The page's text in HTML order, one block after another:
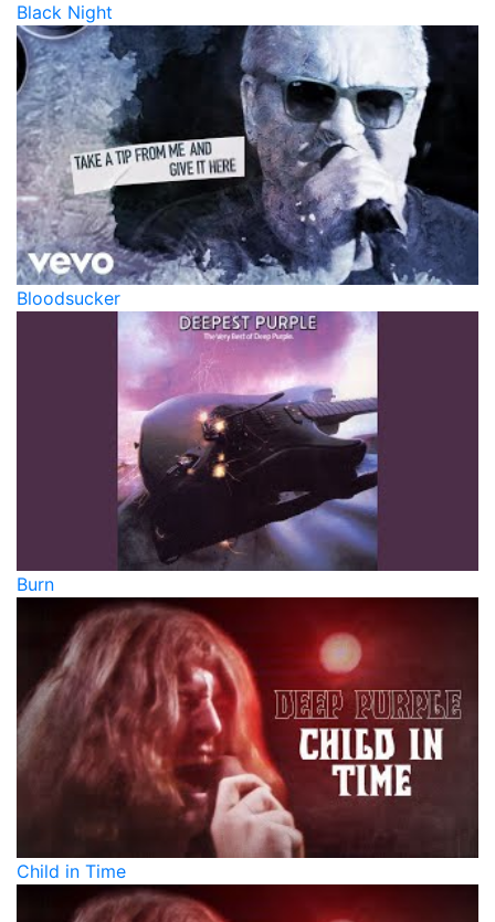
Black Night
Bloodsucker
Burn
Child in Time